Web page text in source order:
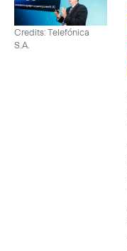
Credits: Telefónica
S.A.